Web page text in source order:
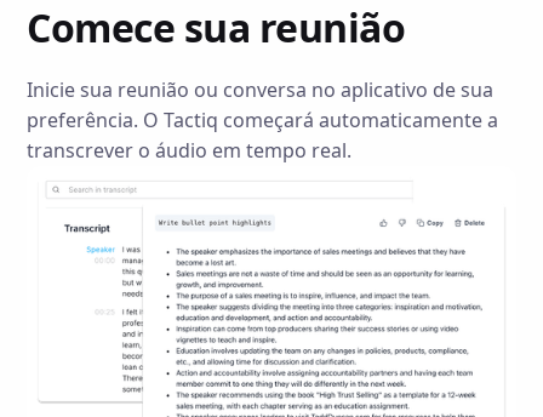
Comece sua reunião
Inicie sua reunião ou conversa no aplicativo de sua
preferência. O Tactiq começará automaticamente a
transcrever o áudio em tempo real.